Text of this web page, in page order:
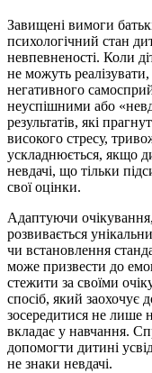
Завищені вимоги
психологічний стан
невпевненості. Коли
не можуть
негативного
неуспішними або
результатів, які
високого стресу,
ускладнюється, якщо
невдачі, що тільки
свої оцінки.
Адаптуючи
розвивається
чи встановлення
може призвести до
стежити за своїми
спосіб, який заохочує
зосередитися не лише
вкладає у навчання.
допомогти дитині
не знаки невдачі.